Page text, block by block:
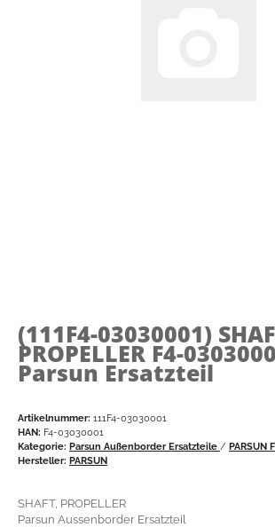
(111F4-03030001)
PROPELLER F4-
Parsun Ersatzteil
Artikelnummer: 111F4-03030001
HAN: F4-03030001
Kategorie: Parsun Außenborder Ersatzteile / PARSUN
Hersteller: PARSUN
SHAFT, PROPELLER
Parsun Aussenborder Ersatzteil